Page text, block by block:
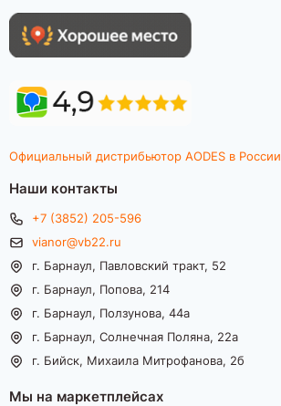
Официальный дистрибьютор AODES в России
Наши контакты
+7 (3852) 205-596
vianor@vb22.ru
г. Барнаул, Павловский тракт, 52
г. Барнаул, Попова, 214
г. Барнаул, Ползунова, 44а
г. Барнаул, Солнечная Поляна, 22а
г. Бийск, Михаила Митрофанова, 2б
Мы на маркетплейсах